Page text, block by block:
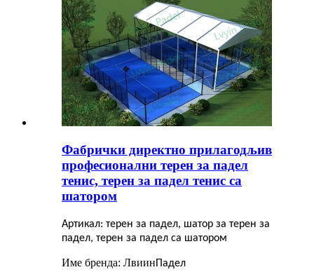
Фабрички директно прилагодљив
професионални терен за падел
тенис, терен за падел тенис са
шатором
Артикал: терен за падел, шатор за терен за
падел, терен за падел са шатором
Име бренда: Лвиин Падел